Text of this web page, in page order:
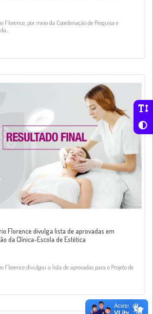
Florence, por meio da Coordenação de Pesquisa e
Florence divulga lista de aprovadas em
da Clínica-Escola de Estética
Florence divulgou a lista de aprovadas para o Projeto de